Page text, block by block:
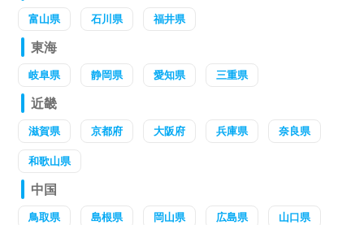
富山県 石川県 福井県
東海
岐阜県 静岡県 愛知県 三重県
近畿
滋賀県 京都府 大阪府 兵庫県 奈良県
和歌山県
中国
鳥取県 島根県 岡山県 広島県 山口県